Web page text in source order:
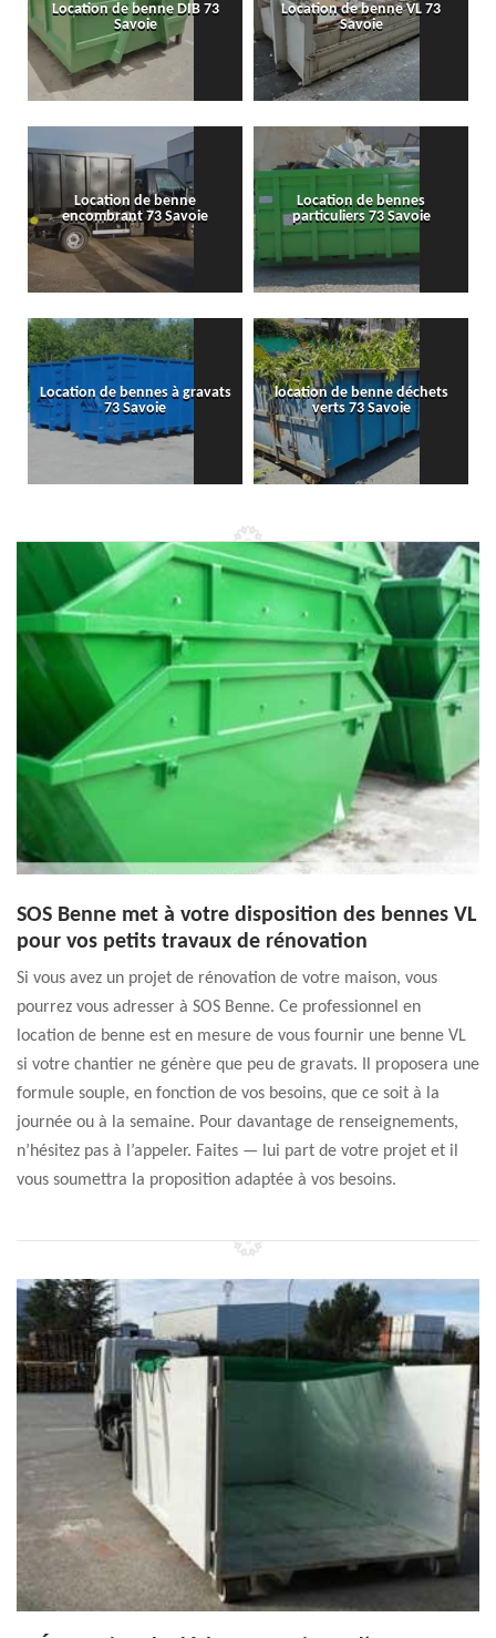
Location de benne DIB 73
Savoie
Location de benne VL 73
Savoie
Location de benne
encombrant 73 Savoie
Location de bennes
particuliers 73 Savoie
Location de bennes à gravats
73 Savoie
location de benne déchets
verts 73 Savoie
SOS Benne met à votre disposition des bennes VL
pour vos petits travaux de rénovation
Si vous avez un projet de rénovation de votre maison, vous
pourrez vous adresser à SOS Benne. Ce professionnel en
location de benne est en mesure de vous fournir une benne VL
si votre chantier ne génère que peu de gravats. Il proposera une
formule souple, en fonction de vos besoins, que ce soit à la
journée ou à la semaine. Pour davantage de renseignements,
n’hésitez pas à l’appeler. Faites — lui part de votre projet et il
vous soumettra la proposition adaptée à vos besoins.